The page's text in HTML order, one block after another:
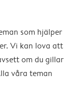
som hjälper
Vi kan lova att
om du gillar
våra teman